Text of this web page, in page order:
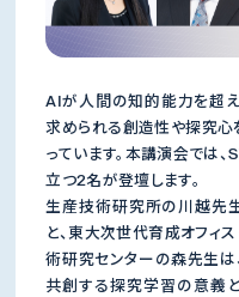
AIが人間の知的能力を超
求められる創造性や探究心
っています。本講演会では
立つ2名が登壇します。
生産技術研究所の川越先
と、東大次世代育成オフィ
術研究センターの森先生は
共創する探究学習の意義